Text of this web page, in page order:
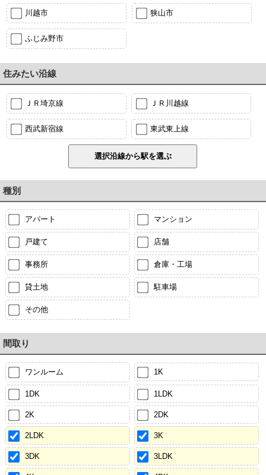
川越市 狭山市
ふじみ野市
住みたい沿線
ＪＲ埼京線 ＪＲ川越線
西武新宿線 東武東上線
種別
アパート マンション
戸建て 店舗
事務所 倉庫・工場
貸土地 駐車場
その他
間取り
ワンルーム 1K
1DK 1LDK
2K 2DK
2LDK 3K
3DK 3LDK